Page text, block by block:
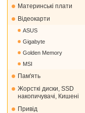
Материнські плати
Відеокарти
ASUS
Gigabyte
Golden Memory
MSI
Пам'ять
Жорсткі диски, SSD
накопичувачі, Кишені
Привід